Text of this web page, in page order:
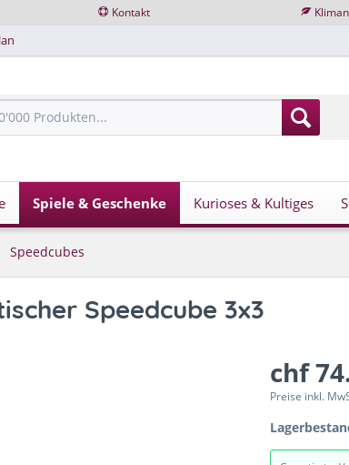
Kontakt
Spiele & Geschenke Kurioses & Kultiges
Speedcubes
Speedcube 3x3
chf
Preise inkl.